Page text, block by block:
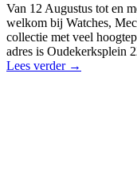
Van 12 Augustus tot en
welkom bij Watches,
collectie met veel
adres is Oudekerksplein
Lees verder →